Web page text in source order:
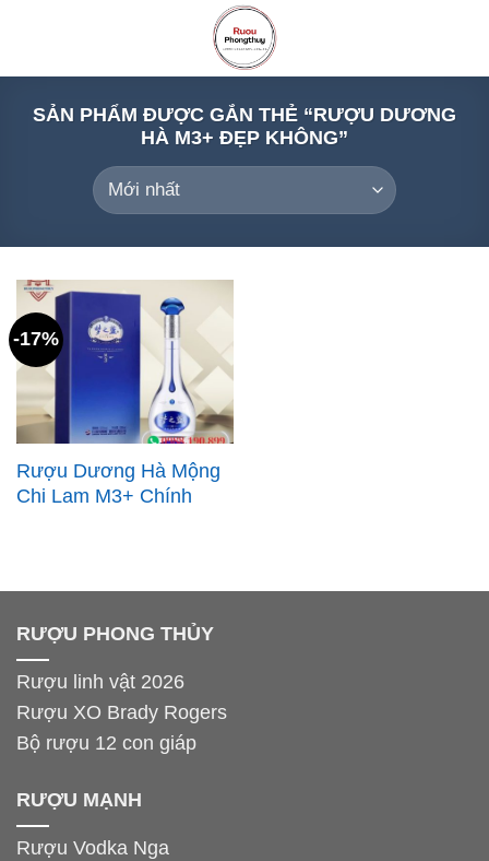
content
SẢN PHẨM ĐƯỢC GẮN THẺ “RƯỢU DƯƠNG
HÀ M3+ ĐẸP KHÔNG”
-17%
Rượu Dương Hà Mộng
Chi Lam M3+ Chính
RƯỢU PHONG THỦY
Rượu linh vật 2026
Rượu XO Brady Rogers
Bộ rượu 12 con giáp
RƯỢU MẠNH
Rượu Vodka Nga